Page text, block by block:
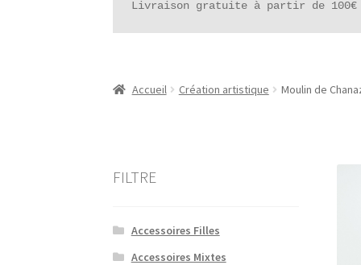
Livraison gratuite à partir de 100€
Accueil Création artistique Moulin de
FILTRE
Accessoires Filles
Accessoires Mixtes